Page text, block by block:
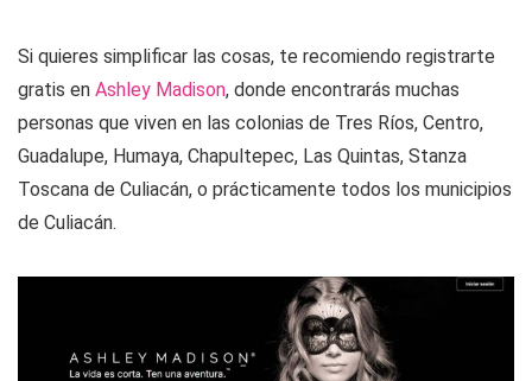
Si quieres simplificar las cosas, te recomiendo registrarte
gratis en Ashley Madison, donde encontrarás muchas
personas que viven en las colonias de Tres Ríos, Centro,
Guadalupe, Humaya, Chapultepec, Las Quintas, Stanza
Toscana de Culiacán, o prácticamente todos los municipios
de Culiacán.